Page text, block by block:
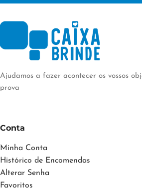
Ajudamos a fazer acontecer os vossos
prova
Conta
Minha Conta
Histórico de Encomendas
Alterar Senha
Favoritos